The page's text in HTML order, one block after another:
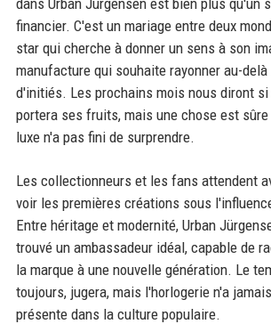
dans Urban Jürgensen est bien plus qu'un
financier. C'est un mariage entre deux
star qui cherche à donner un sens à son
manufacture qui souhaite rayonner au-
d'initiés. Les prochains mois nous diront
portera ses fruits, mais une chose est
luxe n'a pas fini de surprendre.
Les collectionneurs et les fans attendent
voir les premières créations sous
Entre héritage et modernité, Urban
trouvé un ambassadeur idéal, capable de
la marque à une nouvelle génération. Le
toujours, jugera, mais l'horlogerie n'a
présente dans la culture populaire.